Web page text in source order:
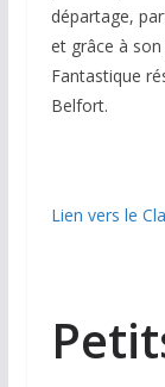
départage,
et grâce à
Fantastique
Belfort.
Lien vers le